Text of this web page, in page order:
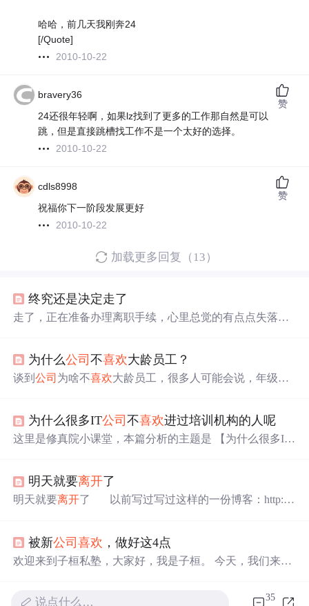
哈哈，前几天我刚奔24
[/Quote]
2010-10-22
bravery36
24还很年轻啊，如果lz找到了更多的工作那自然是可以
跳，但是直接跳槽找工作不是一个太好的选择。
2010-10-22
赞
cdls8998
祝福你下一阶段发展更好
2010-10-22
赞
加载更多回复（13）
终究还是决定走了
走了，正在准备办理离职手续，心里总觉的有点点失落，
么都不是只是我的心情不好，走了，终究决定走了...该去
寻找我自己的天空去了，我不可这样堕落的活下去了，自
的技术，我可以做我任何想做...
为什么公司不喜欢大龄员工？
谈到公司 为啥不喜欢大龄员工，很多人可能会说，年级大
法。先说体力不行，家庭会分担精力的说法，你可以看看
周围上有老下有下的中年人，哪个不是加班的时候随叫随
真正的把精力放在产品、技术沉淀和创新上？！他们所...
为什么很多IT公司不喜欢进过培训机构的人呢
这里是修真院小课堂，本篇分析的主题是 【为什么很多IT
公司不要进过培训机构的人，这一点我了解的很清楚啊。
进培训机构的就是两种人，一种是科班生，一种是非科班
的。 很多老...
明天就要离开了
明天就要离开了 以前写过写过这样的一份博客：http://b
不过也没什么关系，因为我早就想走了。上周跟头沟通了
一下，说是想离开
了，头觉得很突然，跟我聊了很多，再
被新公司喜欢 ，做好这4点
欢迎来到子桓私塾，大家好，我是子桓。 今天，我们来聊
说点什么… 35